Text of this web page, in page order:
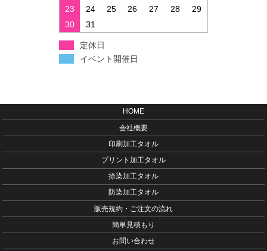
23
24 25 26 27 28
29
30
31
定休日
イベント開催日
HOME
会社概要
印刷加工タオル
プリント加工タオル
捺染加工タオル
防染加工タオル
販売規約・ご注文の流れ
簡単見積もり
お問い合わせ